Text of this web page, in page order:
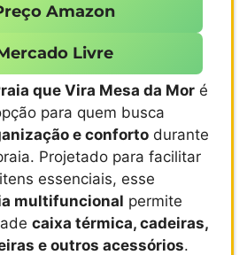
Amazon
Livre
que Vira Mesa da Mor é
para quem busca
e conforto durante
Projetado para facilitar
essenciais, esse
multifuncional permite
caixa térmica, cadeiras,
e outros acessórios.